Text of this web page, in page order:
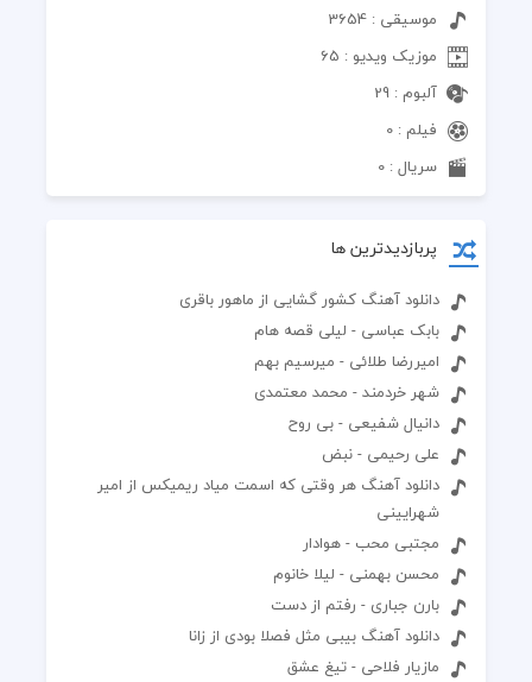
موسیقی : 3654
موزیک ویدیو : 65
آلبوم : 29
فیلم : 0
سریال : 0
پربازدیدترین ها
دانلود آهنگ کشور گشایی از ماهور باقری
بابک عباسی - لیلی قصه هام
امیررضا طلائی - میرسیم بهم
شهر خردمند - محمد معتمدی
دانیال شفیعی - بی روح
علی رحیمی - نبض
دانلود آهنگ هر وقتی که اسمت میاد ریمیکس از امیر
شهرایینی
مجتبی محب - هوادار
محسن بهمنی - لیلا خانوم
بارن جباری - رفتم از دست
دانلود آهنگ بیبی مثل فصلا بودی از زانا
مازیار فلاحی - تیغ عشق